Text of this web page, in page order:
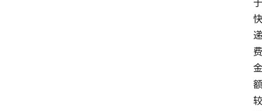
于
快
递
费
金
额
较